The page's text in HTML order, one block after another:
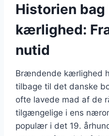
Historien
kærlighed:
nutid
Brændende kærlighed
tilbage til det danske
ofte lavede mad af de
tilgængelige i ens
populær i det 19.